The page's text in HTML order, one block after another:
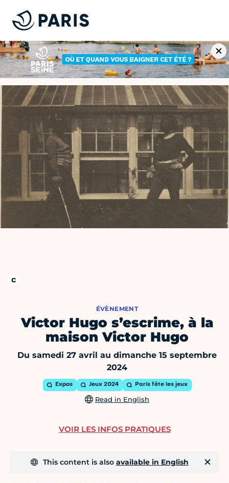
ÉVÈNEMENT
Victor Hugo s’escrime, à la
maison Victor Hugo
Du samedi 27 avril au dimanche 15 septembre
2024
Expos Jeux 2024 Paris fête les jeux
Read in English
This content is also available in English
VOIR LES INFOS PRATIQUES